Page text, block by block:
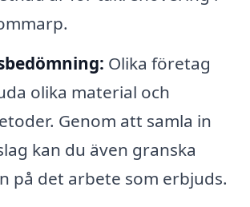
Olika företag
olika material och
Genom att samla in
kan du även granska
på det arbete som erbjuds.